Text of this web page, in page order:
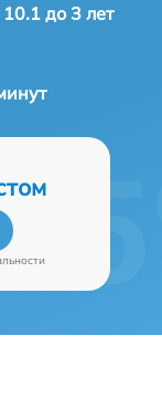
до 3 лет